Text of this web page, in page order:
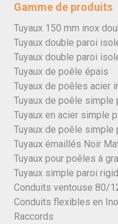
Gamme de produits
Tuyaux 150 mm inox
Tuyaux double paroi
Tuyaux double paroi
Tuyaux de poêle épais
Tuyaux de poêles acier
Tuyaux de poêle simple
Tuyaux en acier simple
Tuyaux de poêle simple
Tuyaux émaillés Noir
Tuyaux pour poêles à
Tuyaux simple paroi
Conduits ventouse 80/
Conduits flexibles en
Raccords